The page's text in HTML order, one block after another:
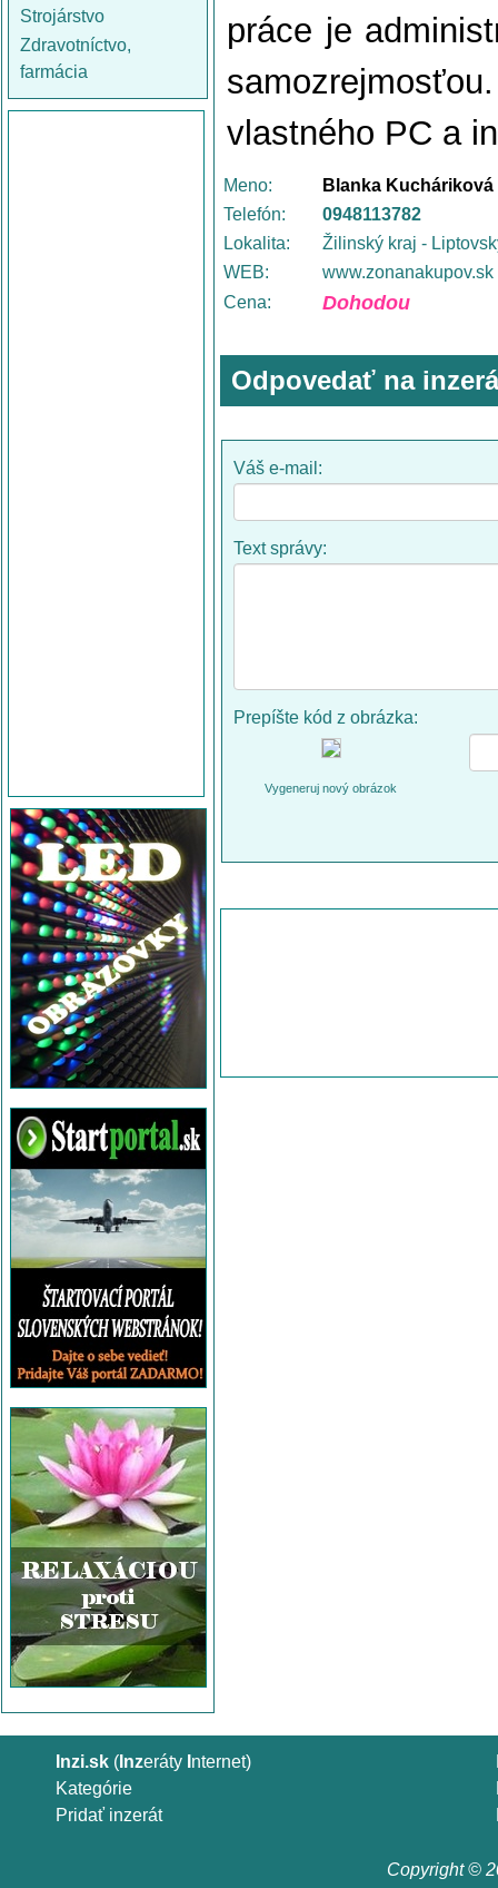
Strojárstvo
Zdravotníctvo,
farmácia
práce je
vlastného PC a
Meno:
Blanka Kucháriková
Telefón:
0948113782
Lokalita:
Žilinský kraj -
WEB:
www.zonanakupov.sk
Cena:
Dohodou
Odpovedať na
Váš e-mail:
Text správy:
Prepíšte kód z obrázka:
Vygeneruj nový obrázok
Inzi.sk ( Inzeráty nternet)
Kategórie
Pridať inzerát
Copyright ©